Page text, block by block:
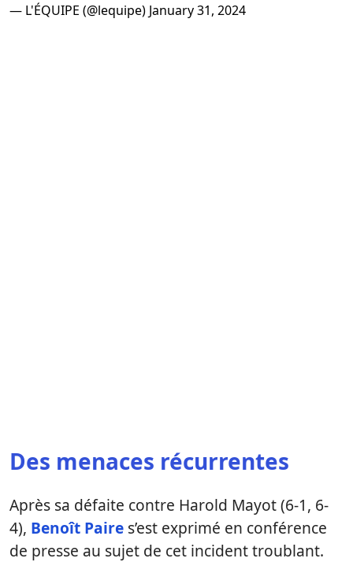
— L'ÉQUIPE (@lequipe) January 31, 2024
Des menaces récurrentes
Après sa défaite contre Harold Mayot (6-1, 6-
4), Benoît Paire s’est exprimé en conférence
de presse au sujet de cet incident troublant.